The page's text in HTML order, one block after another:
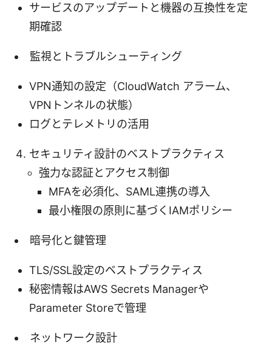
サービスのアップデートと機器の互換性を定
期確認
監視とトラブルシューティング
VPN通知の設定（CloudWatch アラーム、
VPNトンネルの状態）
ログとテレメトリの活用
セキュリティ設計のベストプラクティス
強力な認証とアクセス制御
MFAを必須化、SAML連携の導入
最小権限の原則に基づくIAMポリシー
暗号化と鍵管理
TLS/SSL設定のベストプラクティス
秘密情報はAWS Secrets Managerや
Parameter Storeで管理
ネットワーク設計